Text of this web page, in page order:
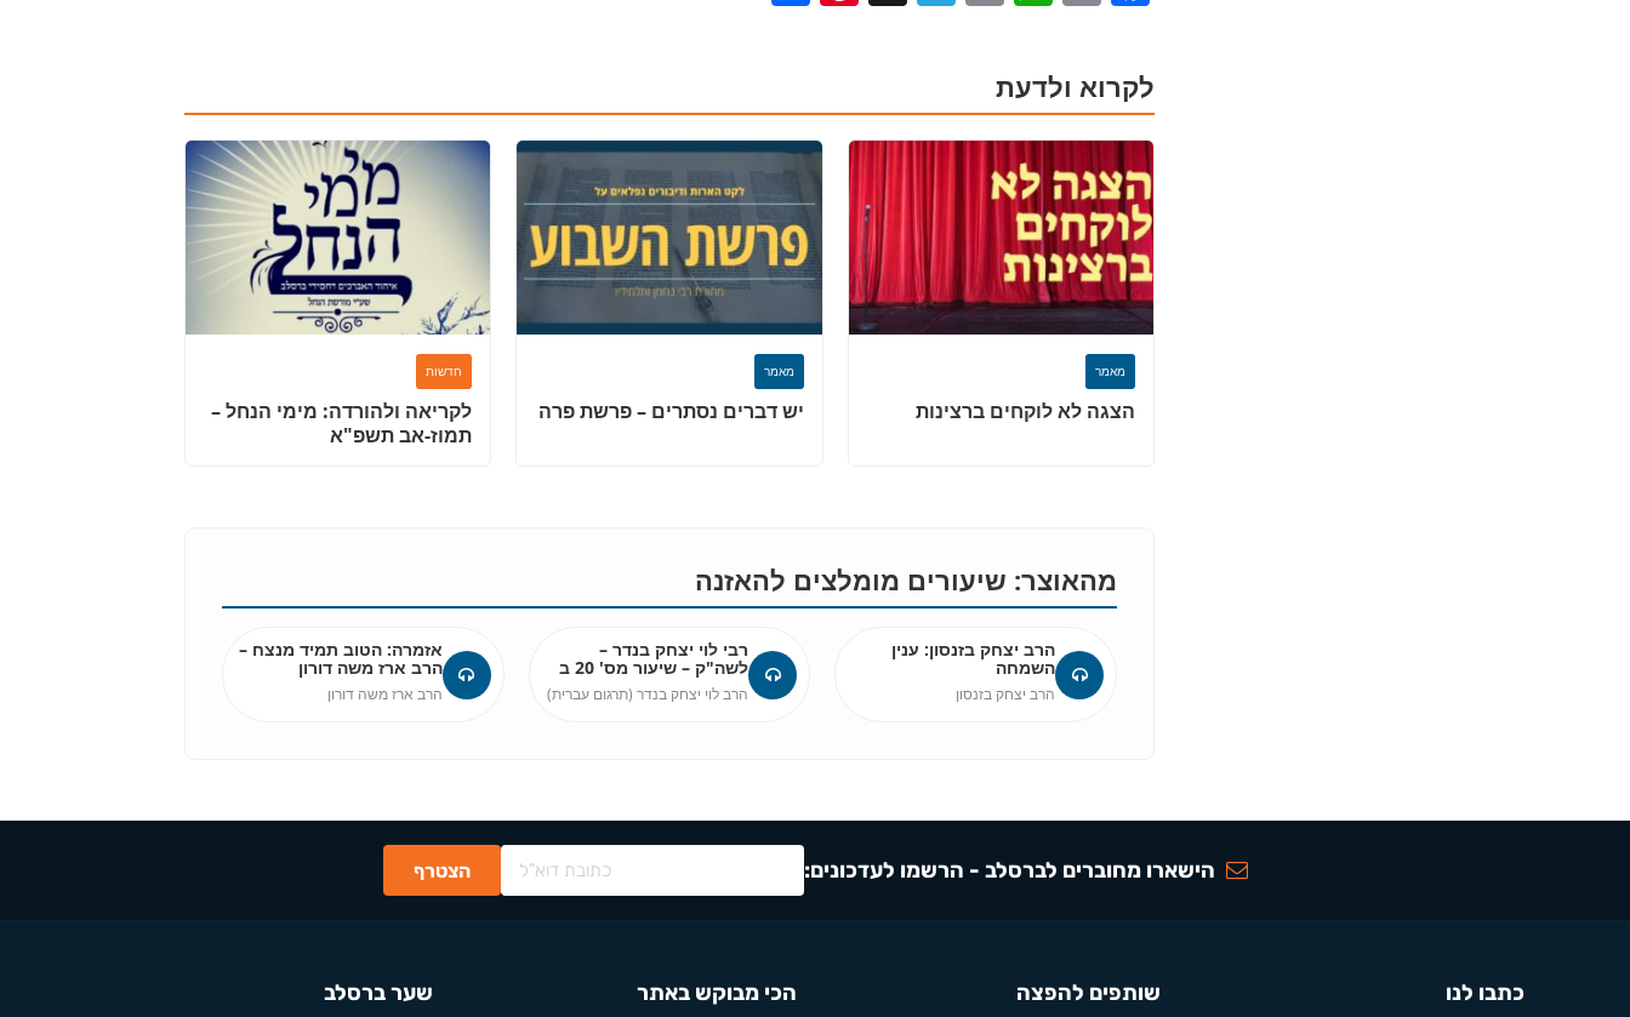
לקרוא ולדעת
מאמר
הצגה לא לוקחים ברצינות
מאמר
יש דברים נסתרים – פרשת פרה
חדשות
לקריאה ולהורדה: מימי הנחל –
תמוז-אב תשפ"א
מהאוצר: שיעורים מומלצים להאזנה
הרב יצחק בזנסון: ענין
השמחה
הרב יצחק בזנסון
רבי לוי יצחק בנדר –
לשה"ק – שיעור מס' 20 ב
הרב לוי יצחק בנדר (תרגום עברית)
אזמרה: הטוב תמיד מנצח –
הרב ארז משה דורון
הרב ארז משה דורון
הישארו מחוברים לברסלב - הרשמו לעדכונים:
שער ברסלב הכי מבוקש באתר שותפים להפצה כתבו לנו